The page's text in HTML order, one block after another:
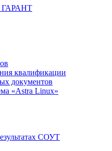
ГАРАНТ
квалификации
документов
«Astra Linux»
СОУТ